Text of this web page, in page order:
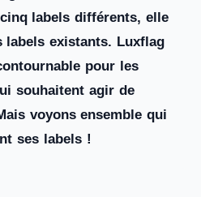
labels différents, elle
labels existants. Luxflag
pour les
souhaitent agir de
voyons ensemble qui
ses labels !